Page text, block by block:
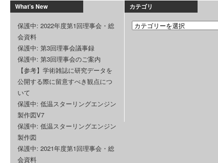
What’s New
保護中: 2022年度第1回理事会・総
会資料
保護中: 第3回理事会議事録
保護中: 第3回理事会のご案内
【参考】学術雑誌に研究データを
公開する際に留意すべき観点につ
いて
保護中: 低温スターリングエンジン
製作図V7
保護中: 低温スターリングエンジン
製作図
保護中: 2021年度第1回理事会・総
会資料
カテゴリ